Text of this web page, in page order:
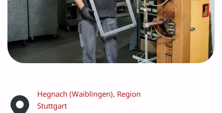
Hegnach (Waiblingen), Region
Stuttgart